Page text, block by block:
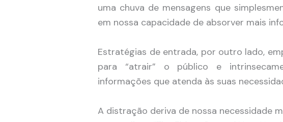
uma chuva de mensagens que
em nossa capacidade de absorver mais
Estratégias de entrada, por outro lado,
para “atrair” o público e
informações que atenda às suas
A distração deriva de nossa necessidade